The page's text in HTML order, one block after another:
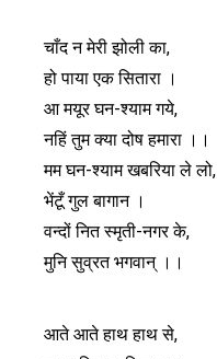
चाँद न मेरी झोली का,
हो पाया एक सितारा ।
आ मयूर घन-श्याम गये,
नहिं तुम क्या दोष हमारा ।।
मम घन-श्याम खबरिया ले लो,
भेंटूँ गुल बागान ।
वन्दों नित स्मृती-नगर के,
मुनि सुव्रत भगवान् ।।
आते आते हाथ हाथ से,